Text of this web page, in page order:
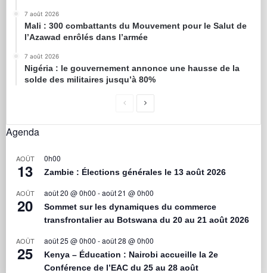
7 août 2026
Mali : 300 combattants du Mouvement pour le Salut de
l’Azawad enrôlés dans l’armée
7 août 2026
Nigéria : le gouvernement annonce une hausse de la
solde des militaires jusqu’à 80%
Agenda
AOÛT
13
0h00
Zambie : Élections générales le 13 août 2026
AOÛT
20
août 20 @ 0h00 -août 21 @ 0h00
Sommet sur les dynamiques du commerce
transfrontalier au Botswana du 20 au 21 août 2026
AOÛT
25
août 25 @ 0h00 -août 28 @ 0h00
Kenya – Éducation : Nairobi accueille la 2e
Conférence de l’EAC du 25 au 28 août